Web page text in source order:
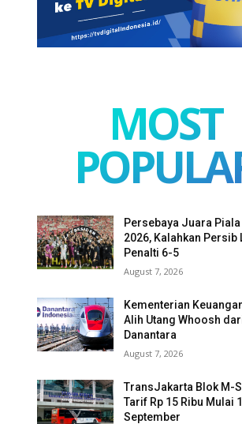
MOST
Persebaya Juara
2026, Kalahkan Persib
Penalti 6-5
August 7, 2026
Kementerian
Alih Utang Whoosh
Danantara
August 7, 2026
TransJakarta Blok M-
Tarif Rp 15 Ribu Mulai 1
September